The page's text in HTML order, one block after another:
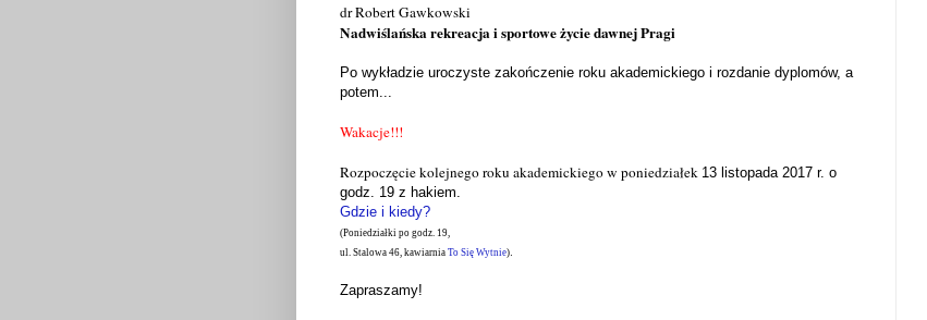
dr Robert Gawkowski
Nadwiślańska rekreacja i sportowe życie dawnej Pragi
Po wykładzie uroczyste zakończenie roku akademickiego i rozdanie dyplomów, a
potem...
Wakacje!!!
Rozpoczęcie kolejnego roku akademickiego w poniedziałek 13 listopada 2017 r. o
godz. 19 z hakiem.
Gdzie i kiedy?
(Poniedziałki po godz. 19,
ul. Stalowa 46, kawiarnia To Się Wytnie)
Zapraszamy!